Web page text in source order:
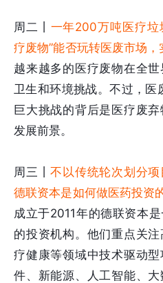
周二丨 一年200万吨医疗垃
疗废物”能否玩转医废市场
越来越多的医疗废物在全
卫生和环境挑战。不过，医
巨大挑战的背后是医疗废
发展前景。
周三丨不以传统轮次划分项
德联资本是如何做医药投资
成立于2011年的德联资本
的投资机构。他们重点关
疗健康等领域中技术驱动
件、新能源、人工智能、